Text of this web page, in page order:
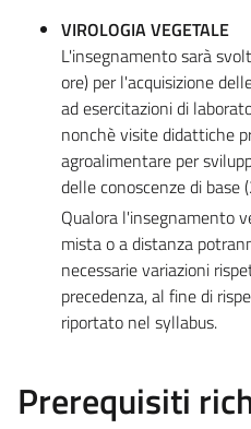
VIROLOGIA VEGETALE
L'insegnamento sarà
ore) per l'acquisizione
ad esercitazioni di
nonchè visite didattiche
agroalimentare per
delle conoscenze di base
Qualora l'insegnamento
mista o a distanza
necessarie variazioni
precedenza, al fine di
riportato nel syllabus.
Prerequisiti